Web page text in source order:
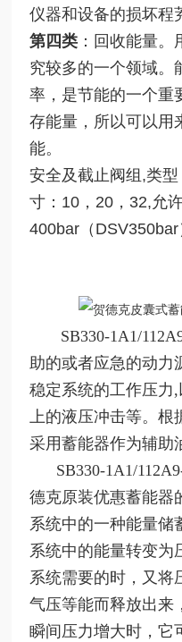
仪器和设备的损坏程
第四类 ：回收能量
究较多的一个领域。
率，是节能的一个重
存能量，所以可以用
能。
安全及截止阀组,类
寸：10，20，32,允
400bar（DSV350bar
SB330-1A1/
助的或者应急的动力
稳定系统的工作压力
上的液压冲击等。
采用蓄能器作为辅助
SB330-1A1/
德克原装优惠蓄能器
系统中的一种能量储
系统中的能量转变为
系统需要的时，又将
气压等能而释放出来
瞬间压力增大时，它